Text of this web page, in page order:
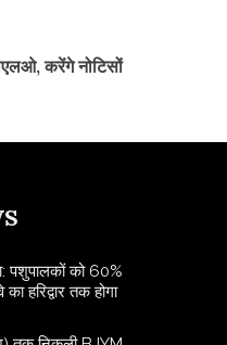
करेंगे नोटिसों
पशुपालकों को 60%
हरिद्वार तक होगा